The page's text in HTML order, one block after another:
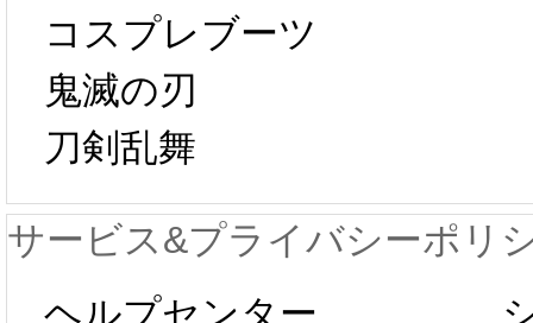
響で2024年2月5
日から工場生産
が一時停止いた
します。 2月5日
プレ
コスプレブーツ
鬼滅の刃
刀剣乱舞
サービス&プライバシーポリ
ヘルプセンター